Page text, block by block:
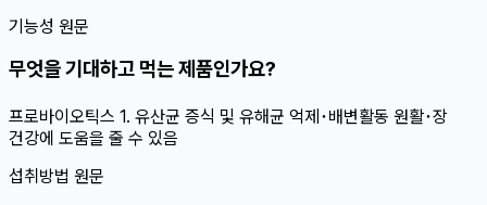
기능성 원문
무엇을 기대하고 먹는 제품인가요?
프로바이오틱스 1. 유산균 증식 및 유해균 억제･배변활동 원활･장
건강에 도움을 줄 수 있음
섭취방법 원문